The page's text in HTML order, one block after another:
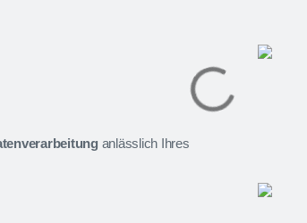
anlässlich Ihres